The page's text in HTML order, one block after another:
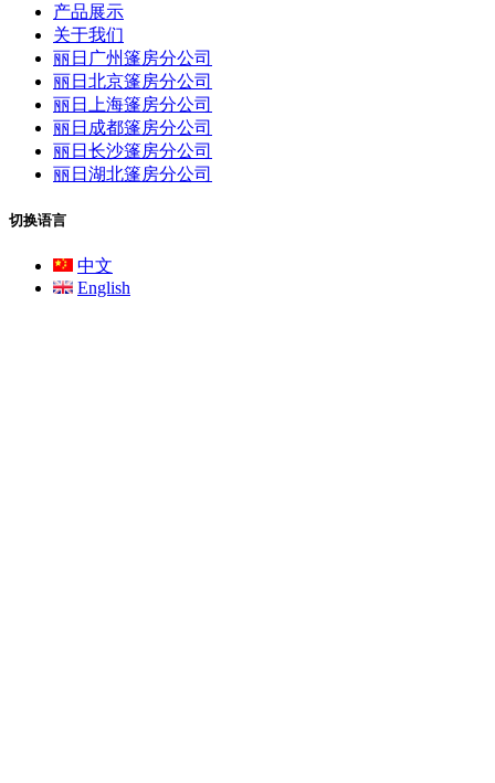
产品展示
关于我们
丽日广州篷房分公司
丽日北京篷房分公司
丽日上海篷房分公司
丽日成都篷房分公司
丽日长沙篷房分公司
丽日湖北篷房分公司
切换语言
中文
English